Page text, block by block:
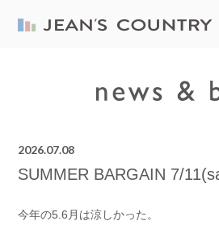
2026.07.08
SUMMER BARGAIN 7/
今年の5.6月は涼しかった。